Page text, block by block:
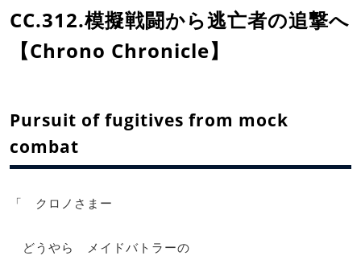
CC.312.模擬戦闘から逃亡者の追撃へ
【Chrono Chronicle】
Pursuit of fugitives from mock
combat
「 クロノさまー
どうやら メイドバトラーの